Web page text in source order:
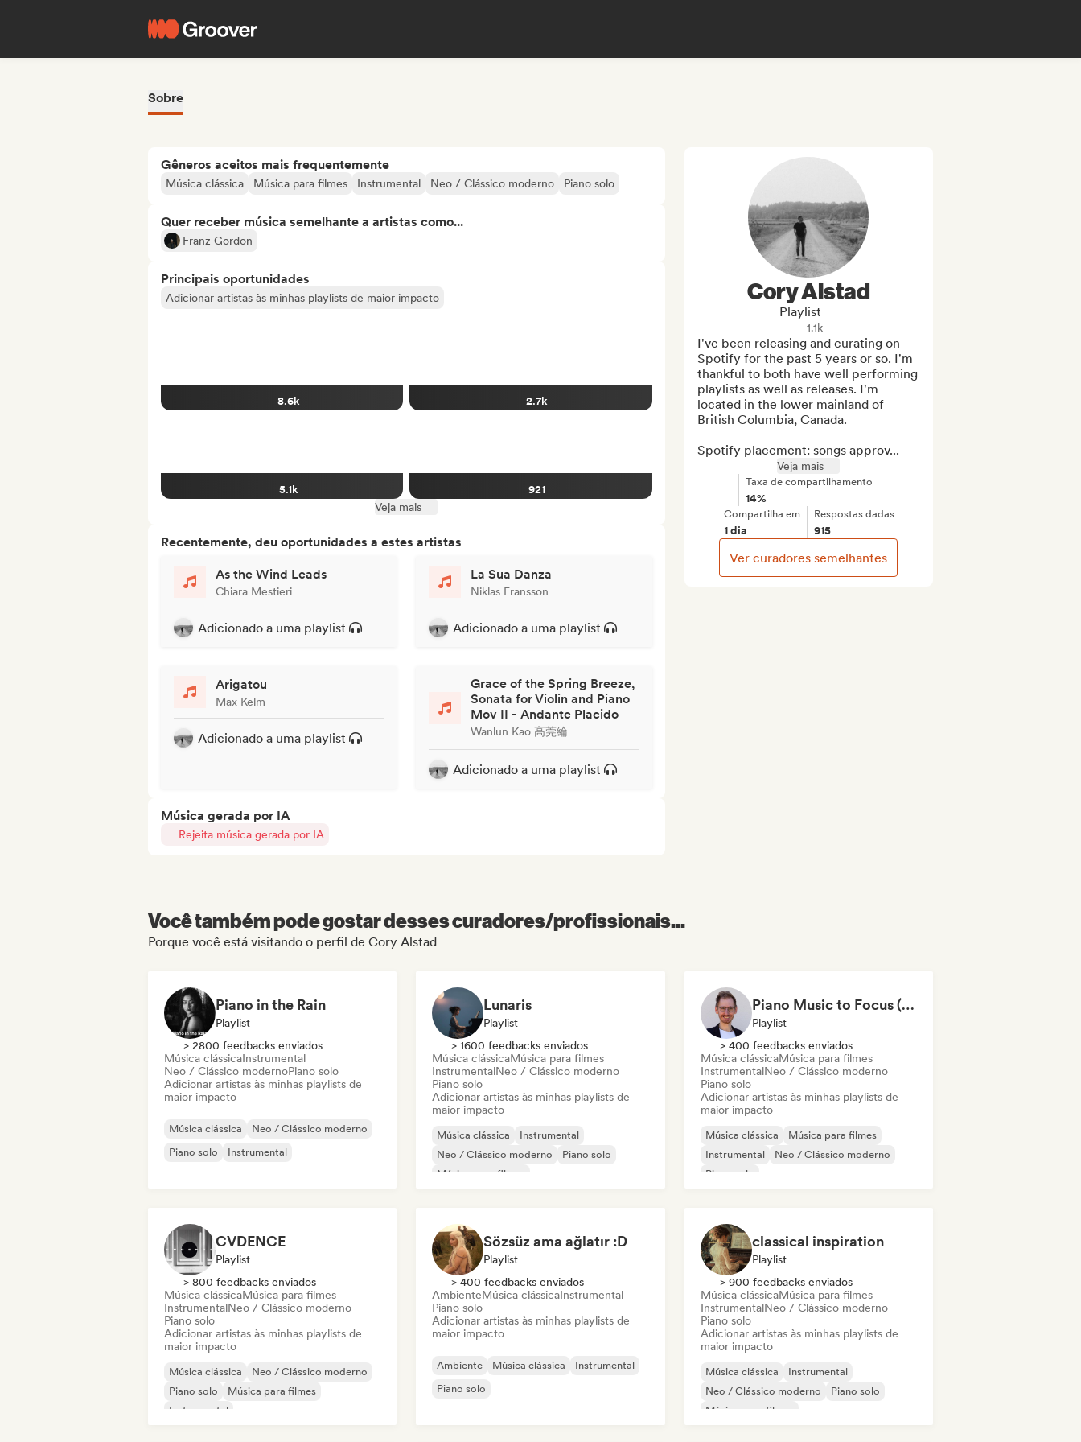
Sobre
Gêneros aceitos mais frequentemente
Música clássica Música para filmes Instrumental Neo / Clássico moderno Piano solo
Quer receber música semelhante a artistas como...
Franz Gordon
Principais oportunidades
Adicionar artistas às minhas playlists de maior impacto
8.6k 2.7k
5.1k
921
Veja mais
Recentemente, deu oportunidades a estes artistas
As the Wind Leads
Chiara Mestieri
Adicionado a uma playlist
La Sua Danza
Niklas Fransson
Adicionado a uma playlist
Arigatou
Max Kelm
Adicionado a uma playlist
Grace of the Spring Breeze,
Sonata for Violin and Piano
Mov II - Andante Placido
Wanlun Kao 高莞綸
Adicionado a uma playlist
Música gerada por IA
Rejeita música gerada por IA
Cory Alstad
Playlist
1.1k
I've been releasing and curating on
Spotify for the past 5 years or so. I'm
thankful to both have well performing
playlists as well as releases. I'm
located in the lower mainland of
British Columbia, Canada.
Spotify placement: songs approv...
Veja mais
Taxa de compartilhamento
14%
Compartilha em
1 dia
Respostas dadas
915
Ver curadores semelhantes
Você também pode gostar desses curadores/profissionais...
Porque você está visitando o perfil de Cory Alstad
Piano in the Rain
Playlist
> 2800 feedbacks enviados
Música clássicaInstrumental
Neo / Clássico modernoPiano solo
Adicionar artistas às minhas playlists de
maior impacto
Música clássica
Neo / Clássico moderno
Piano solo
Instrumental
Lunaris
Playlist
> 1600 feedbacks enviados
Música clássicaMúsica para filmes
InstrumentalNeo / Clássico moderno
Piano solo
Adicionar artistas às minhas playlists de
maior impacto
Música clássica
Instrumental
Neo / Clássico moderno
Piano solo
Música para filmes
Piano Music to Focus (by Andreas Wolff)
Playlist
> 400 feedbacks enviados
Música clássicaMúsica para filmes
InstrumentalNeo / Clássico moderno
Piano solo
Adicionar artistas às minhas playlists de
maior impacto
Música clássica
Música para filmes
Instrumental
Neo / Clássico moderno
Piano solo
CVDENCE
Playlist
> 800 feedbacks enviados
Música clássicaMúsica para filmes
InstrumentalNeo / Clássico moderno
Piano solo
Adicionar artistas às minhas playlists de
maior impacto
Música clássica
Neo / Clássico moderno
Piano solo
Música para filmes
Instrumental
Sözsüz ama ağlatır :D
Playlist
> 400 feedbacks enviados
AmbienteMúsica clássicaInstrumental
Piano solo
Adicionar artistas às minhas playlists de
maior impacto
Ambiente Música clássica
Instrumental
Piano solo
classical inspiration
Playlist
> 900 feedbacks enviados
Música clássicaMúsica para filmes
InstrumentalNeo / Clássico moderno
Piano solo
Adicionar artistas às minhas playlists de
maior impacto
Música clássica
Instrumental
Neo / Clássico moderno
Piano solo
Música para filmes